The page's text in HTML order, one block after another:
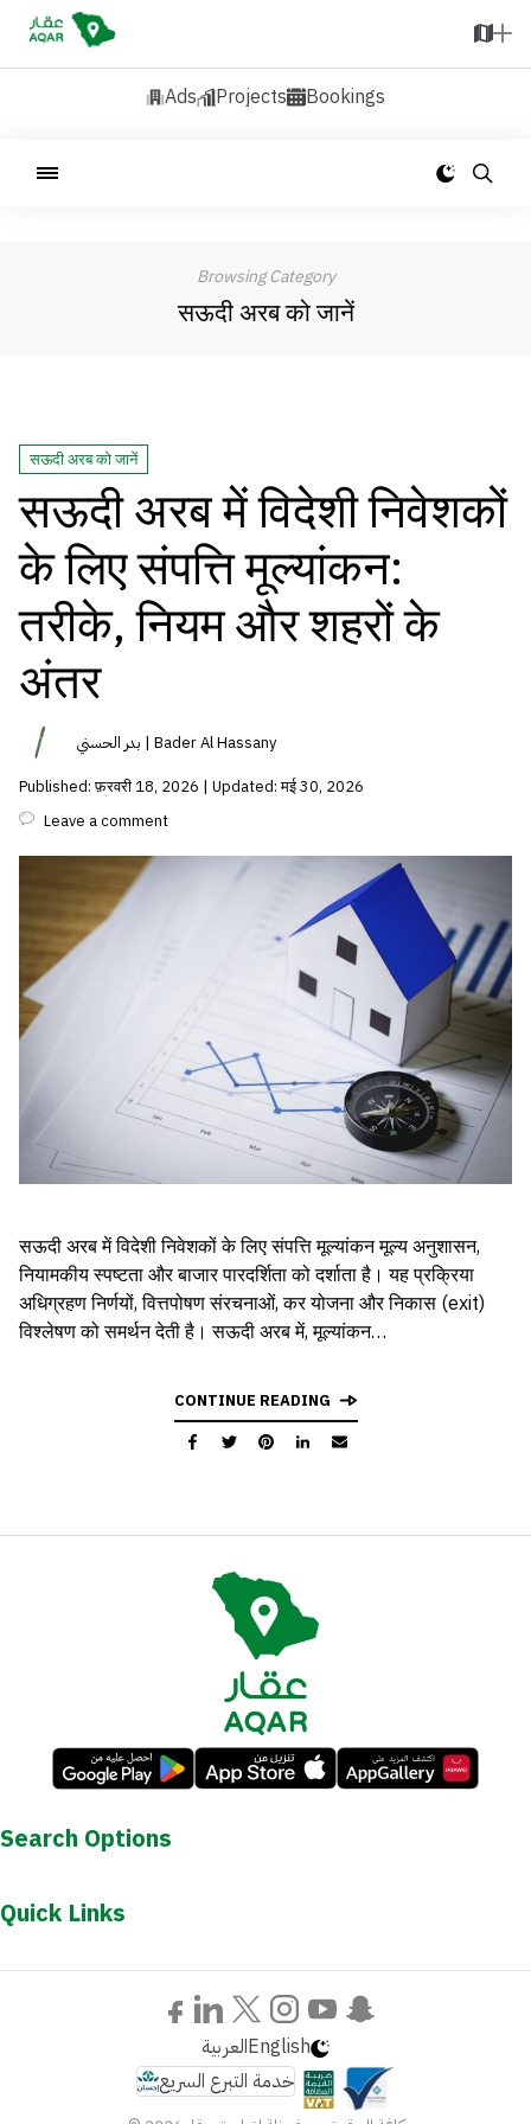
Ads Projects Bookings
Browsing Category
सऊदी अरब को जानें
सऊदी अरब को जानें
सऊदी अरब में विदेशी निवेशकों
के लिए संपत्ति मूल्यांकन:
तरीके, नियम और शहरों के
अंतर
بدر الحسني | Bader Al Hassany
Published: फ़रवरी 18, 2026 | Updated: मई 30, 2026
Leave a comment
सऊदी अरब में विदेशी निवेशकों के लिए संपत्ति मूल्यांकन मूल्य अनुशासन,
नियामकीय स्पष्टता और बाजार पारदर्शिता को दर्शाता है। यह प्रक्रिया
अधिग्रहण निर्णयों, वित्तपोषण संरचनाओं, कर योजना और निकास (exit)
विश्लेषण को समर्थन देती है। सऊदी अरब में, मूल्यांकन…
CONTINUE READING
Search Options
Quick Links
العربيةEnglish
خدمة التبرع السريع